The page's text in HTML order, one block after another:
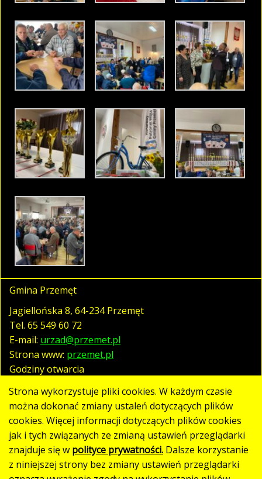
Gmina Przemęt
Jagiellońska 8, 64-234 Przemęt
Tel. 65 549 60 72
E-mail: urzad@przemet.pl
Strona www: przemet.pl
Godziny otwarcia
pn. - pt. 07:30 - 15:30
Polityka prywatności
Klauzula RODO
Deklaracja dostępności
Strona wykorzystuje pliki cookies. W każdym czasie
można dokonać zmiany ustaleń dotyczących plików
cookies. Więcej informacji dotyczących plików cookies
jak i tych związanych ze zmianą ustawień przeglądarki
znajduje się w polityce prywatności. Dalsze korzystanie
z niniejszej strony bez zmiany ustawień przeglądarki